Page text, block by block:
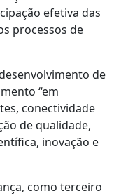
efetiva das
processos de
de
“em
conectividade
de qualidade,
inovação e
como terceiro